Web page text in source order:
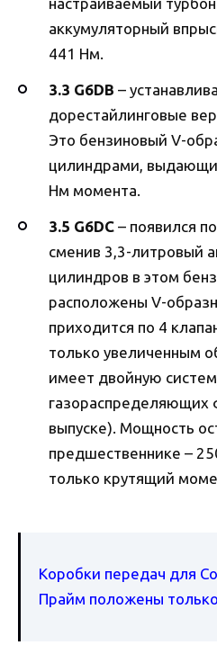
аккумуляторный
441 Нм.
3.3 G6DB –
дорестайлинговые
Это бензиновый V-
цилиндрами,
Нм момента.
3.5 G6DC – появился
сменив 3,3-литровый
цилиндров в этом
расположены V-
приходится по 4
только увеличенным
имеет двойную
газораспределяющих
выпуске). Мощность
предшественнике –
только крутящий
Коробки передач для
Прайм положены